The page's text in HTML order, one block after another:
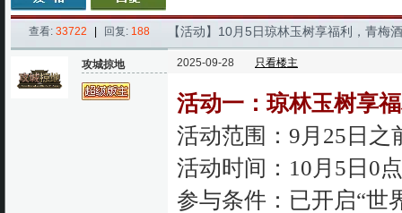
查看: 33722 回复: 188 【活动】10月5日琼林玉树享福利，青梅
攻城掠地 2025-09-28 只看楼主
活动一：琼林玉树享
活动范围：9月25日之
活动时间：10月5日0
参与条件：已开启“世